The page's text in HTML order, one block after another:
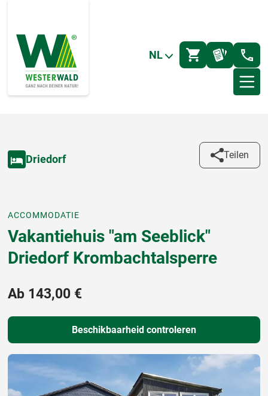
NL
Driedorf Teilen
ACCOMMODATIE
Vakantiehuis "am Seeblick"
Driedorf Krombachtalsperre
Ab 143,00 €
Beschikbaarheid controleren